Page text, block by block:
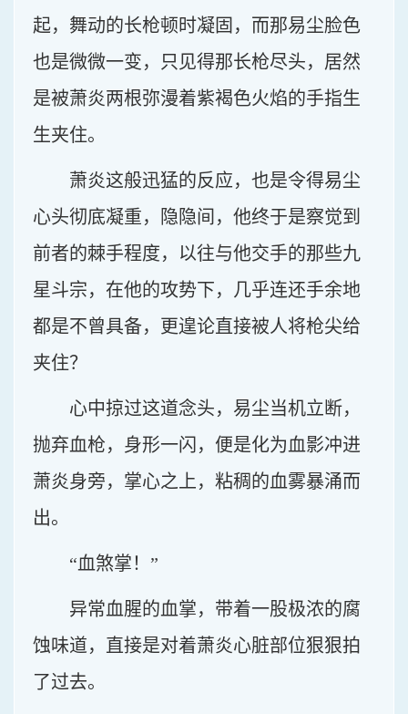
起，舞动的长枪顿时凝固，而那易尘脸色
也是微微一变，只见得那长枪尽头，居然
是被萧炎两根弥漫着紫褐色火焰的手指生
生夹住。
萧炎这般迅猛的反应，也是令得易尘
心头彻底凝重，隐隐间，他终于是察觉到
前者的棘手程度，以往与他交手的那些九
星斗宗，在他的攻势下，几乎连还手余地
都是不曾具备，更遑论直接被人将枪尖给
夹住？
心中掠过这道念头，易尘当机立断，
抛弃血枪，身形一闪，便是化为血影冲进
萧炎身旁，掌心之上，粘稠的血雾暴涌而
出。
“血煞掌！”
异常血腥的血掌，带着一股极浓的腐
蚀味道，直接是对着萧炎心脏部位狠狠拍
了过去。